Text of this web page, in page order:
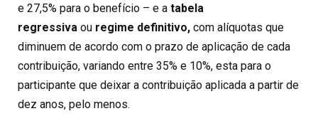
e 27,5% para o benefício – e a tabela
regressiva ou regime definitivo, com alíquotas que
diminuem de acordo com o prazo de aplicação de cada
contribuição, variando entre 35% e 10%, esta para o
participante que deixar a contribuição aplicada a partir de
dez anos, pelo menos.